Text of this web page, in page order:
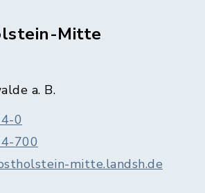
Mitte
a. B.
0
700
mitte.landsh.de